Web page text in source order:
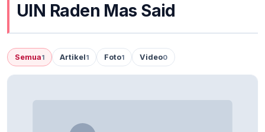
UIN Raden Mas Said
Semua1 Artikel1 Foto1 Video0